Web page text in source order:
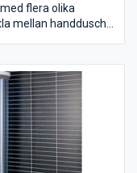
flera olika
mellan handdusch
rördragning.